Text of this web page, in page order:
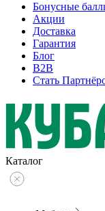
Бонусные
Акции
Доставка
Гарантия
Блог
B2B
Стать
Каталог